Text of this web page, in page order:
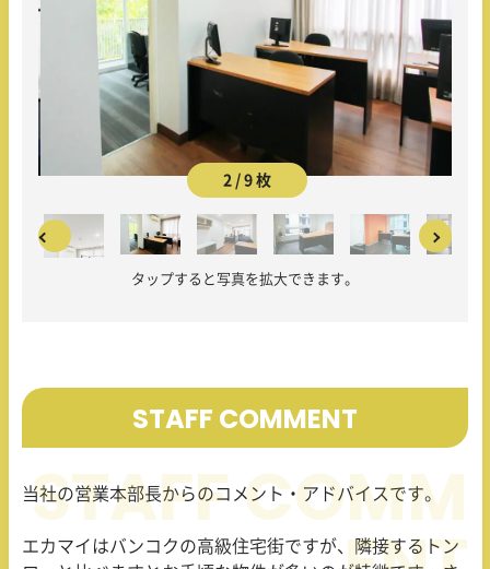
2 / 9 枚
タップすると写真を拡大できます。
STAFF COMMENT
当社の営業本部長からのコメント・アドバイスです。
エカマイはバンコクの高級住宅街ですが、隣接するトン